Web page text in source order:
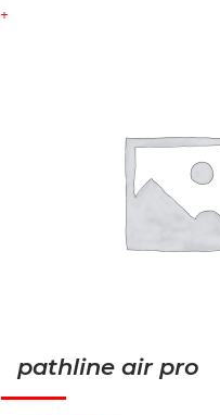
pathline air pro